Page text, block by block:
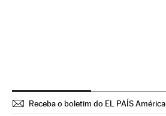
Receba o boletim do EL PAÍS América